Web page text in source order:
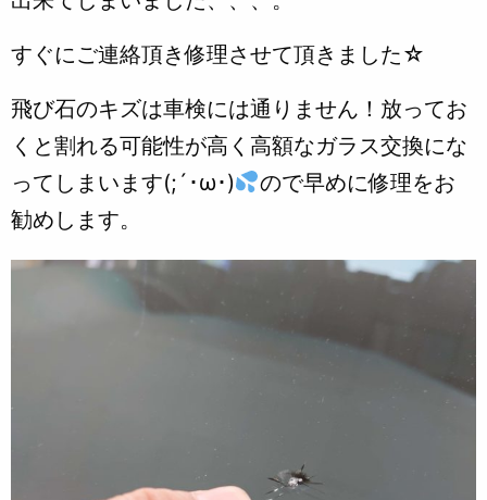
すぐにご連絡頂き修理させて頂きました☆
飛び石のキズは車検には通りません！放ってお
くと割れる可能性が高く高額なガラス交換にな
ってしまいます(;´･ω･)
ので早めに修理をお
勧めします。